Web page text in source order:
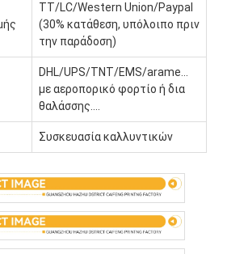
για ειδικούς
κόκκινο πακέτο
TT/LC/Western Union/Paypal
(30% κατάθεση, υπόλοιπο πριν
την παράδοση)
DHL/UPS/TNT/EMS/arame...
με αεροπορικό φορτίο ή δια
θαλάσσης....
Συσκευασία καλλυντικών